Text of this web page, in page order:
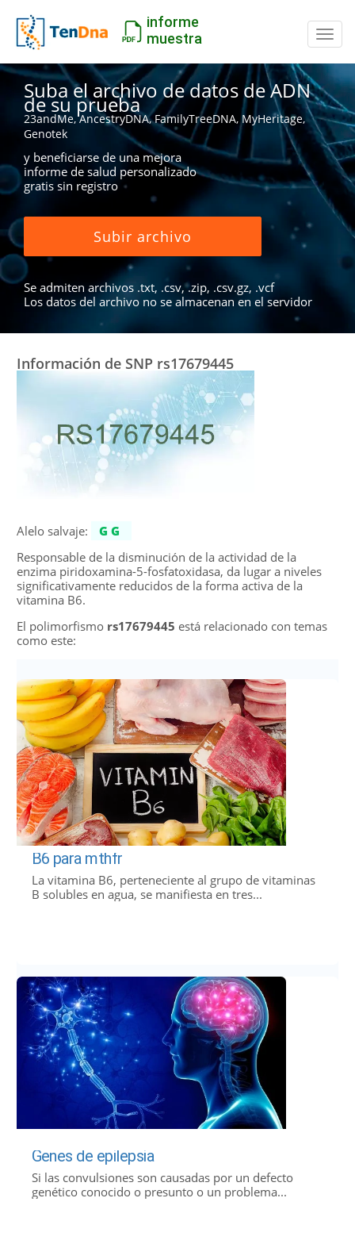
informe
muestra
Suba el archivo de datos de ADN
de su prueba
23andMe, AncestryDNA, FamilyTreeDNA, MyHeritage,
Genotek
y beneficiarse de una mejora
informe de salud personalizado
gratis sin registro
Subir archivo
Se admiten archivos .txt, .csv, .zip, .csv.gz, .vcf
Los datos del archivo no se almacenan en el servidor
Información de SNP rs17679445
Alelo salvaje:
GG
Responsable de la disminución de la actividad de la
enzima piridoxamina-5-fosfatoxidasa, da lugar a niveles
significativamente reducidos de la forma activa de la
vitamina B6.
El polimorfismo rs17679445 está relacionado con temas
como este:
B6 para mthfr
La vitamina B6, perteneciente al grupo de vitaminas
B solubles en agua, se manifiesta en tres...
Genes de epilepsia
Si las convulsiones son causadas por un defecto
genético conocido o presunto o un problema...